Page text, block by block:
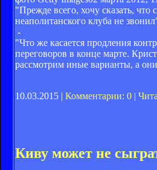
"Прежде всего, хочу сказать,
неаполитанского клуба не
-
"Что же касается продления
переговоров в конце марте.
рассмотрим иные варианты, а
10.03.2015 | Комментарии: 0 |
Киву может не